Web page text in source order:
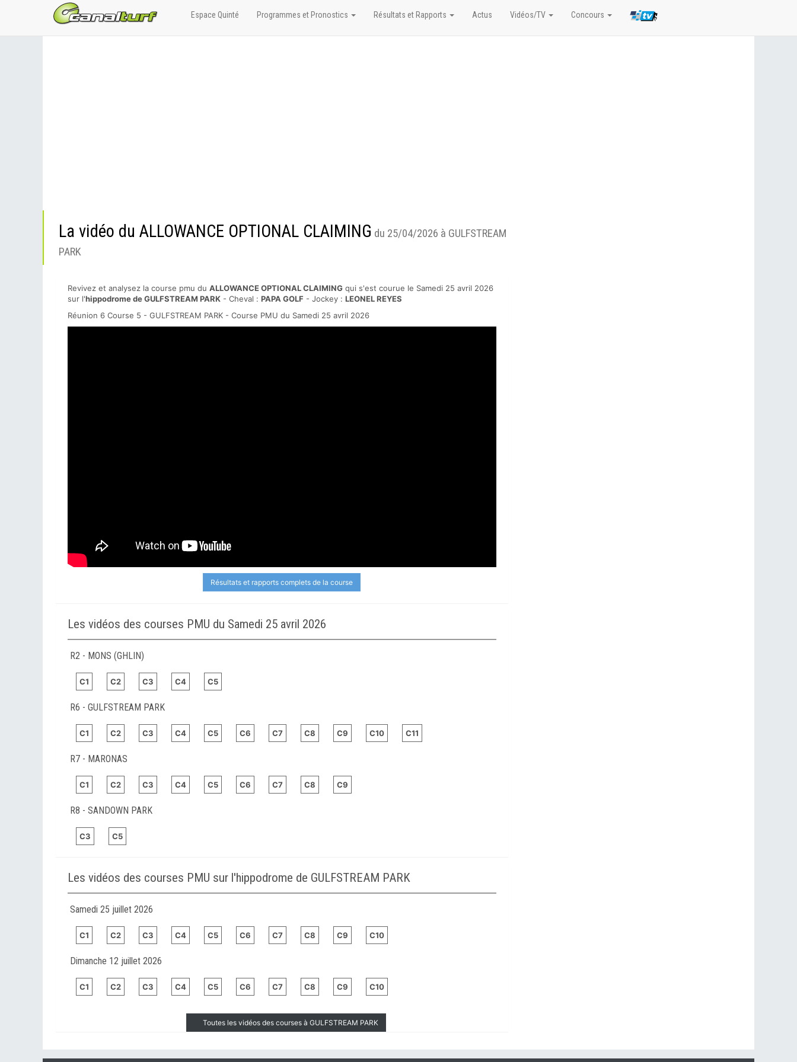
La vidéo du ALLOWANCE OPTIONAL CLAIMING du 25/04/2026 à GULFSTREAM
PARK
Revivez et analysez la course pmu du ALLOWANCE OPTIONAL CLAIMING qui s'est courue le Samedi 25 avril 2026
sur l'hippodrome de GULFSTREAM PARK - Cheval : PAPA GOLF - Jockey : LEONEL REYES
Réunion 6 Course 5 - GULFSTREAM PARK - Course PMU du Samedi 25 avril 2026
Résultats et rapports complets de la course
Les vidéos des courses PMU du Samedi 25 avril 2026
R2 - MONS (GHLIN)
C1 C2 C3 C4 C5
R6 - GULFSTREAM PARK
C1 C2 C3 C4 C5 C6 C7 C8 C9 C10 C11
R7 - MARONAS
C1 C2 C3 C4 C5 C6 C7 C8 C9
R8 - SANDOWN PARK
C3 C5
Les vidéos des courses PMU sur l'hippodrome de GULFSTREAM PARK
Samedi 25 juillet 2026
C1 C2 C3 C4 C5 C6 C7 C8 C9 C10
Dimanche 12 juillet 2026
C1 C2 C3 C4 C5 C6 C7 C8 C9 C10
Toutes les vidéos des courses à GULFSTREAM PARK
Espace Quinté Programmes et Pronostics Résultats et Rapports Actus Vidéos/TV Concours